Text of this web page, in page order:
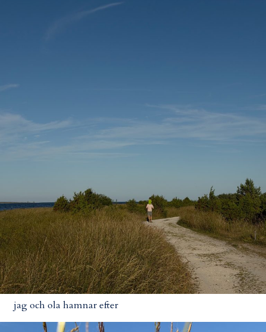
jag och ola hamnar efter